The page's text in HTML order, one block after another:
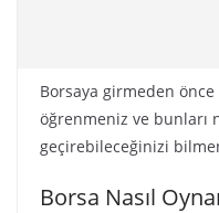
Borsaya girmeden önce
öğrenmeniz ve bunları
geçirebileceğinizi
Borsa Nasıl